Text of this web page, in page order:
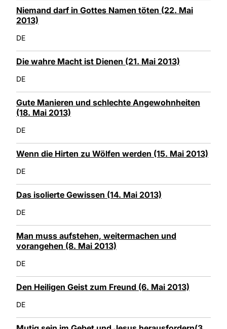
Niemand darf in Gottes Namen töten (22. Mai
2013)
DE
Die wahre Macht ist Dienen (21. Mai 2013)
DE
Gute Manieren und schlechte Angewohnheiten
(18. Mai 2013)
DE
Wenn die Hirten zu Wölfen werden (15. Mai 2013)
DE
Das isolierte Gewissen (14. Mai 2013)
DE
Man muss aufstehen, weitermachen und
vorangehen (8. Mai 2013)
DE
Den Heiligen Geist zum Freund (6. Mai 2013)
DE